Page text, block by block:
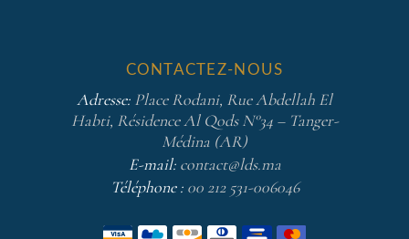
CONTACTEZ-NOUS
Adresse: Place Rodani, Rue Abdellah El
Habti, Résidence Al Qods N°34 – Tanger-
Médina (AR)
E-mail: contact@lds.ma
Téléphone : 00 212 531-006046